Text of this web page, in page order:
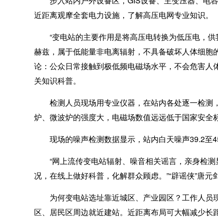
近距离观摩全套电力设施，了解高压电网专业知识。
“变电站的主要作用是将高压电转换为低压电，供
赫兹，属于低能量非电离辐射，不具备破坏人体细
论：公众日常接触到极低频电磁场水平，不会危害人
关知识科普。
检测人员现场用专业仪器，在站内各处逐一检测
炉、微波炉的强度大，电磁场数值远远低于国家安全
现场的噪声检测数据显示，站内白天噪声39.2至
“网上流传变电站辐射、噪音相关谣言，亲身检测
况，在线上做好科普，化解群众顾虑。”“辟谣侠”唐
为何变电站选址靠近城区、产业园区？工作人员
区、居民区周边就近建站。近距离布局可大幅减少